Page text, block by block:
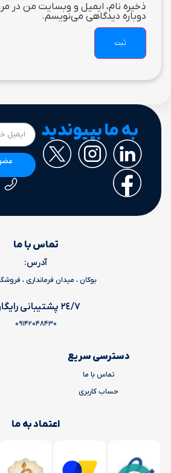
ذخیره نام، ایمیل و وبسایت من در
دوباره دیدگاهی می‌نویسم.
به ما بپیوندید
تماس با ما
آدرس:
بوکان ، میدان فرمانداری ،
٢٤/٧ پشتیبانی رایگان:
09142048430
دسترسی سریع
تماس با ما
حساب کاربری
اعتماد به ما